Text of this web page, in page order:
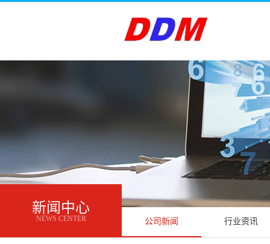
新闻中心
NEWS CENTER 公司新闻 行业资讯